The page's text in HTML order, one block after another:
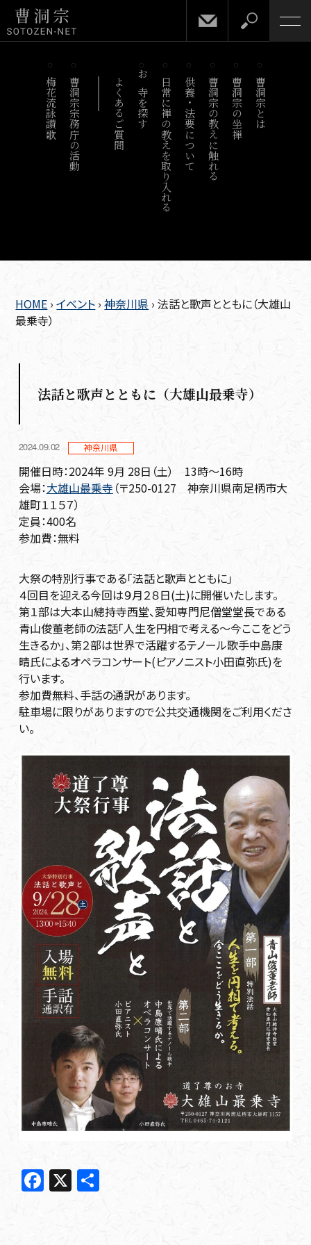
梅花流詠讃歌 曹洞宗宗務庁の活動 よくあるご質問 お寺を探す 日常に禅の教えを取り入れる供養・法要について曹洞宗の教えに触れる 曹洞宗の坐禅 曹洞宗とは
HOME › イベント › 神奈川県 › 法話と歌声とともに（大雄山
最乗寺）
法話と歌声とともに（大雄山最乗寺）
2024.09.02 神奈川県
開催日時：2024年 9月 28日（土） 13時～16時
会場：大雄山最乗寺 （〒250-0127 神奈川県南足柄市大
雄町１１５７）
定員：400名
参加費：無料
大祭の特別行事である「法話と歌声とともに」
４回目を迎える今回は９月２８日(土)に開催いたします。
第１部は大本山總持寺西堂、愛知専門尼僧堂堂長である
青山俊董老師の法話「人生を円相で考える～今ここをどう
生きるか」、第２部は世界で活躍するテノール歌手中島康
晴氏によるオペラコンサート(ピアノニスト小田直弥氏)を
行います。
参加費無料、手話の通訳があります。
駐車場に限りがありますので公共交通機関をご利用くださ
い。
F X 共